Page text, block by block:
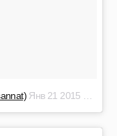
Янв 21 2015 в 11:13 PST